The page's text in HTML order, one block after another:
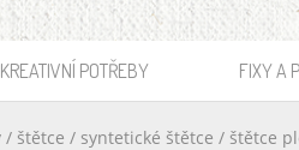
KREATIVNÍ POTŘEBY FIXY A
/ štětce / syntetické štětce / štětce